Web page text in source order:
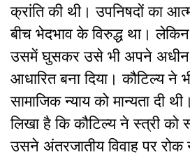
क्रांति की थी। उपनिषदों का
बीच भेदभाव के विरुद्ध था। लेकिन
उसमें घुसकर उसे भी अपने अधीन
आधारित बना दिया। कौटिल्य ने
सामाजिक न्याय को मान्यता दी
लिखा है कि कौटिल्य ने स्त्री को
उसने अंतरजातीय विवाह पर रोक